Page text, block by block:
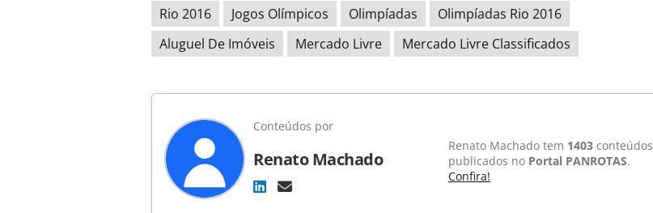
Rio 2016 Jogos Olímpicos Olimpíadas
Olimpíadas Rio 2016
Aluguel De Imóveis
Mercado Livre Mercado Livre Classificados
Conteúdos por
Renato Machado
Renato Machado tem 1403 conteúdos
publicados no Portal PANROTAS.
Confira!